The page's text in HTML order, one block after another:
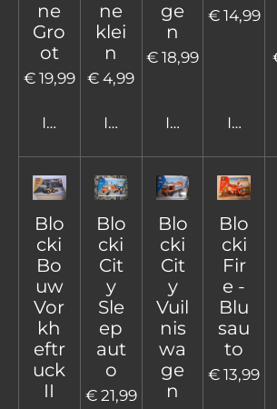
ne
Gro
ot
€ 19,99
In winkelwagen
ne
klei
n
€ 4,99
In winkelwagen
ge
n
€ 18,99
In
€ 14,99
In
Blo
cki
Bo
uw
Vor
kh
eftr
uck
II
Blo
cki
Cit
y
Sle
ep
aut
o
€ 21,99
Blo
cki
Cit
y
Vuil
nis
wa
ge
n
Blo
cki
Fir
e -
Blu
sau
to
€ 13,99